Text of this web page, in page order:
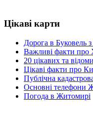
Цікаві карти
Дорога в Буковель
Важливі факти про
20 цікавих та
Цікаві факти про
Публічна
Основні телефони
Погода в Житомирі